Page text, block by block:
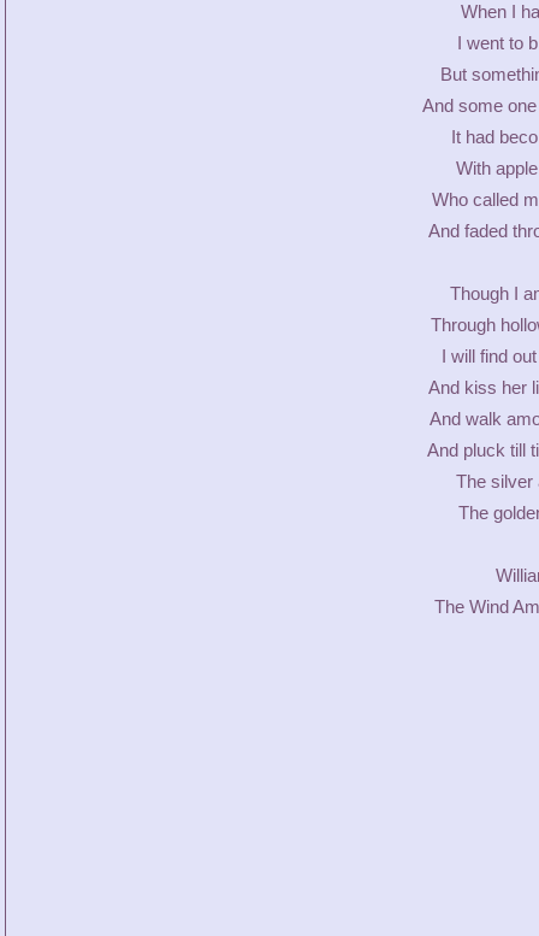
When I
I went to
But
And some
It had
With
Who called
And faded
Though I
Through
I will find
And kiss her
And walk
And pluck till
The silver
The
The Wind